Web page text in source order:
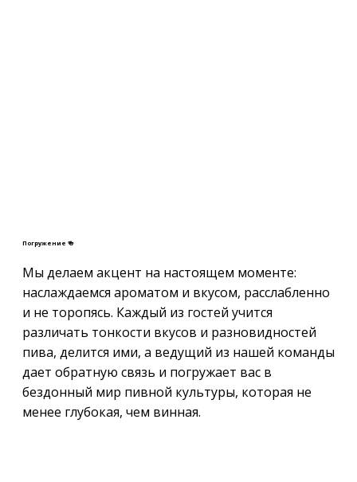
Погружение 🍻
Мы делаем акцент на настоящем моменте:
наслаждаемся ароматом и вкусом, расслабленно
и не торопясь. Каждый из гостей учится
различать тонкости вкусов и разновидностей
пива, делится ими, а ведущий из нашей команды
дает обратную связь и погружает вас в
бездонный мир пивной культуры, которая не
менее глубокая, чем винная.